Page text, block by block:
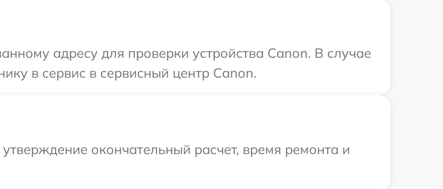
адресу для проверки устройства Canon. В случае
в сервис в сервисный центр Canon.
окончательный расчет, время ремонта и